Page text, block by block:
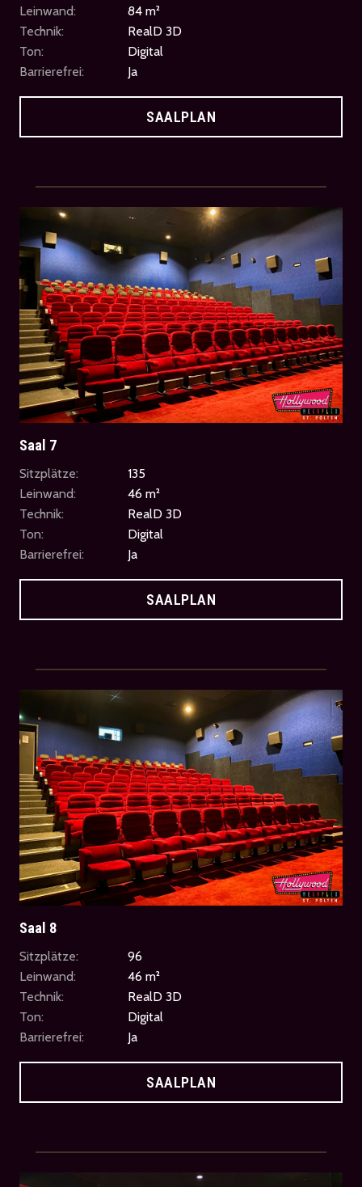
Leinwand:
84 m²
Technik:
RealD 3D
Ton:
Digital
Barrierefrei:
Ja
SAALPLAN
Saal 7
Sitzplätze:
135
Leinwand:
46 m²
Technik:
RealD 3D
Ton:
Digital
Barrierefrei:
Ja
SAALPLAN
Saal 8
Sitzplätze:
96
Leinwand:
46 m²
Technik:
RealD 3D
Ton:
Digital
Barrierefrei:
Ja
SAALPLAN